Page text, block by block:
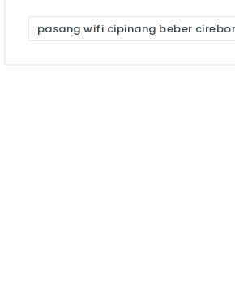
pasang wifi cipinang beber